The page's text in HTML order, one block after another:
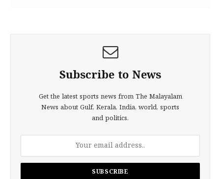
Subscribe to News
Get the latest sports news from The Malayalam
News about Gulf, Kerala, India, world, sports
and politics.